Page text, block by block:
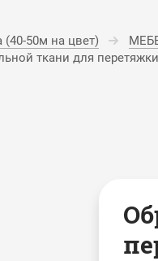
50м на цвет)
ткани для